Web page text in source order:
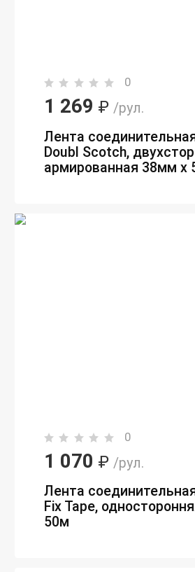
0
1 269 ₽ /рул.
Лента
Doubl Scotch,
армированная 38мм х
0
1 070 ₽ /рул.
Лента
Fix Tape,
50м